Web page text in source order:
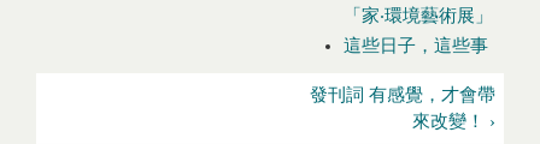
「家‧環境藝術展」
這些日子，這些事
發刊詞 有感覺，才會帶
來改變！ ›